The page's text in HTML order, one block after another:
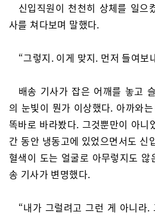
신입직원이 천천히 상체를 일으
사를 쳐다보며 말했다.
“그렇지. 이게 맞지. 먼저 들여보
배송 기사가 잡은 어깨를 놓고
의 눈빛이 뭔가 이상했다. 아까와
똑바로 바라봤다. 그것뿐만이 아니
간 동안 냉동고에 있었으면서도 신
혈색이 도는 얼굴로 아무렇지도
송 기사가 변명했다.
“내가 그럴려고 그런 게 아니라